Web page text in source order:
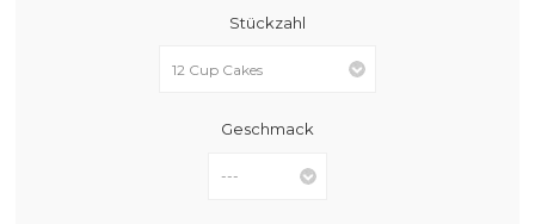
Stückzahl
Geschmack